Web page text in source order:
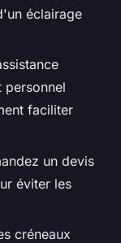
éclairage
personnel
faciliter
un devis
éviter les
créneaux